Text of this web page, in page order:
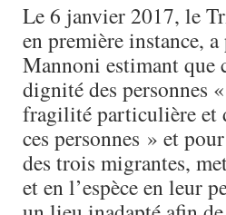
Le 6 janvier 2017, le
en première instance,
Mannoni estimant que
dignité des personnes
fragilité particulière et
ces personnes » et
des trois migrantes,
et en l’espèce en leur